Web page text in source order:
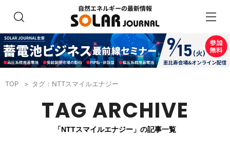
TOP タグ：NTTスマイルエナジー
TAG ARCHIVE
「NTTスマイルエナジー」の記事一覧